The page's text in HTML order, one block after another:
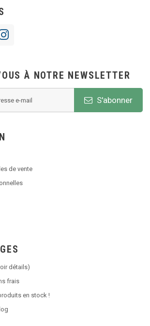
À NOTRE NEWSLETTER
S'abonner
de vente
détails)
frais
en stock !